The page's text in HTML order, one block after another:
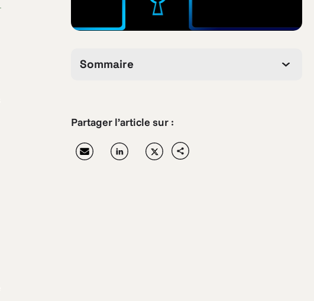
Sommaire
Partager l’article sur :